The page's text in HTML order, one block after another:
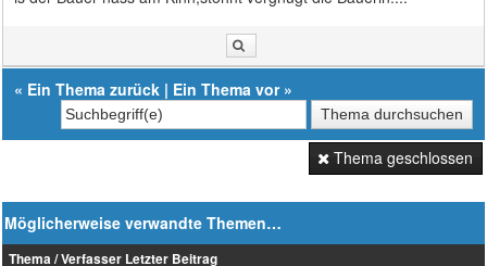
« Ein Thema zurück | Ein Thema vor»
Thema geschlossen
Möglicherweise verwandte Themen…
Thema / Verfasser Letzter Beitrag